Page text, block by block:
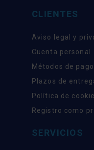
CLIENTES
Aviso legal y
Cuenta personal
Métodos de pago
Plazos de
Política de
Registro como
SERVICIOS